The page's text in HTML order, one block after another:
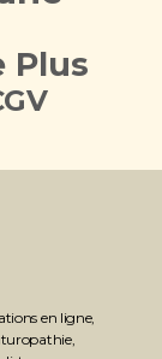
Plus
en ligne,